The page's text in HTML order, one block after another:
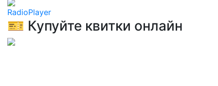
RadioPlayer
🎫 Купуйте квитки онлайн